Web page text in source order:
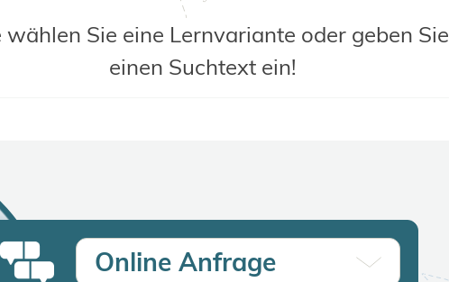
wählen Sie eine Lernvariante oder geben Sie
einen Suchtext ein!
Online Anfrage